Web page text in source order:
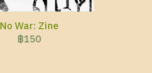
No War: Zine
฿150